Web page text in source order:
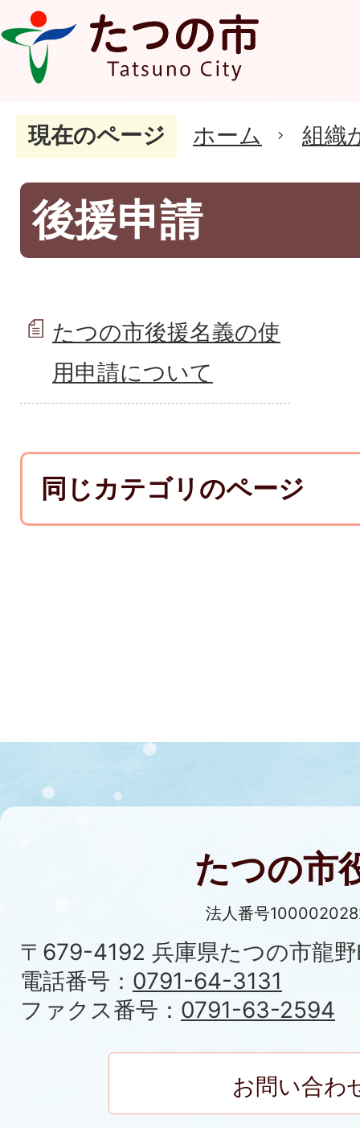
現在のページ ホーム 組織
後援申請
たつの市後援名義の使
用申請について
同じカテゴリのページ
たつの市
法人番号
〒679-4192 兵庫県たつの市龍
電話番号： 0791-64-3131
ファクス番号： 0791-63-2594
お問い合わ